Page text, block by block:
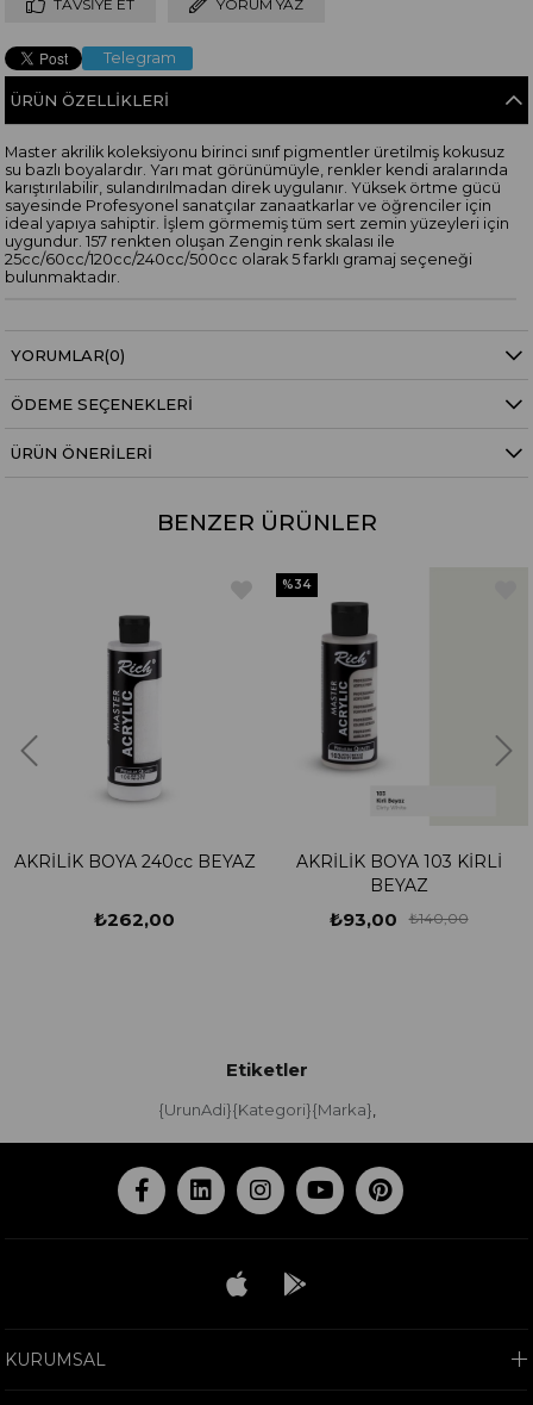
TAVSIYE ET YORUM YAZ
Telegram
ÜRÜN ÖZELLIKLERI
Master akrilik koleksiyonu birinci sınıf pigmentler üretilmiş kokusuz
su bazlı boyalardır. Yarı mat görünümüyle, renkler kendi aralarında
karıştırılabilir, sulandırılmadan direk uygulanır. Yüksek örtme gücü
sayesinde Profesyonel sanatçılar zanaatkarlar ve öğrenciler için
ideal yapıya sahiptir. İşlem görmemiş tüm sert zemin yüzeyleri için
uygundur. 157 renkten oluşan Zengin renk skalası ile
25cc/60cc/120cc/240cc/500cc olarak 5 farklı gramaj seçeneği
bulunmaktadır.
YORUMLAR(0)
ÖDEME SEÇENEKLERI
ÜRÜN ÖNERILERI
BENZER ÜRÜNLER
AKRİLİK BOYA 240cc BEYAZ
₺262,00
AKRİLİK BOYA 103 KİRLİ
BEYAZ
₺93,00 ₺140,00
%34
Etiketler
{UrunAdi}{Kategori}{Marka},
KURUMSAL